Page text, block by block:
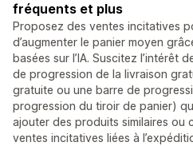
fréquents et plus
Proposez des ventes incitatives
d’augmenter le panier moyen
basées sur l’IA. Suscitez l’intérêt
de progression de la livraison
gratuite ou une barre de
progression du tiroir de panier)
ajouter des produits similaires ou
ventes incitatives liées à